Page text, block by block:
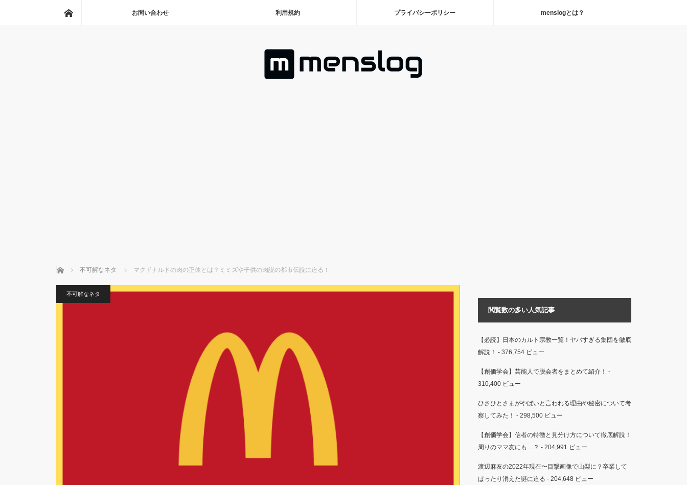
お問い合わせ 利用規約 プライバシーポリシー menslogとは？
ホーム 不可解なネタ マクドナルドの肉の正体とは？ミミズや子供の肉説の都市伝説に迫る！
不可解なネタ
閲覧数の多い人気記事
【必読】日本のカルト宗教一覧！ヤバすぎる集団を徹底
解説！ - 376,754 ビュー
【創価学会】芸能人で脱会者をまとめて紹介！ -
310,400 ビュー
ひさひとさまがやばいと言われる理由や秘密について考
察してみた！ - 298,500 ビュー
【創価学会】信者の特徴と見分け方について徹底解説！
周りのママ友にも…？ - 204,991 ビュー
渡辺麻友の2022年現在〜目撃画像で山梨に？卒業して
ぱったり消えた謎に迫る - 204,648 ビュー